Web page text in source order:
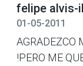
felipe alvis-
01-05-2011
AGRADEZCO
!PERO ME